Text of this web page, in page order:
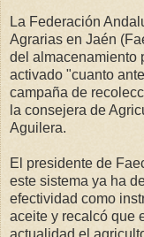
La Federación
Agrarias en Jaén
del almacenamiento
activado "cuanto
campaña de
la consejera de
Aguilera.
El presidente de
este sistema ya ha
efectividad como
aceite y recalcó que
actualidad el